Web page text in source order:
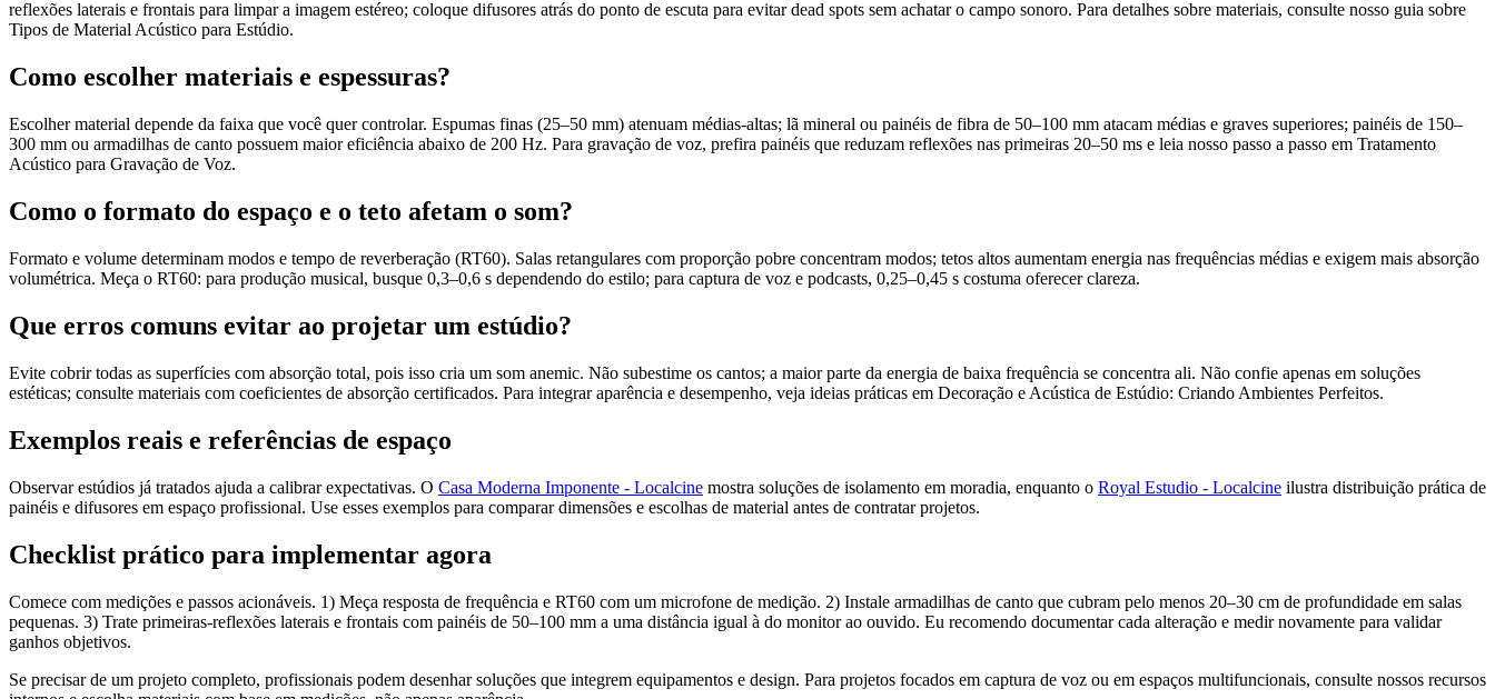
reflexões laterais e frontais para limpar a imagem estéreo; coloque difusores atrás do ponto de escuta para evitar dead spots sem achatar o campo sonoro. Para detalhes sobre materiais, consulte nosso guia sobre
Tipos de Material Acústico para Estúdio.
Como escolher materiais e espessuras?
Escolher material depende da faixa que você quer controlar. Espumas finas (25–50 mm) atenuam médias-altas; lã mineral ou painéis de fibra de 50–100 mm atacam médias e graves superiores; painéis de 150–
300 mm ou armadilhas de canto possuem maior eficiência abaixo de 200 Hz. Para gravação de voz, prefira painéis que reduzam reflexões nas primeiras 20–50 ms e leia nosso passo a passo em Tratamento
Acústico para Gravação de Voz.
Como o formato do espaço e o teto afetam o som?
Formato e volume determinam modos e tempo de reverberação (RT60). Salas retangulares com proporção pobre concentram modos; tetos altos aumentam energia nas frequências médias e exigem mais absorção
volumétrica. Meça o RT60: para produção musical, busque 0,3–0,6 s dependendo do estilo; para captura de voz e podcasts, 0,25–0,45 s costuma oferecer clareza.
Que erros comuns evitar ao projetar um estúdio?
Evite cobrir todas as superfícies com absorção total, pois isso cria um som anemic. Não subestime os cantos; a maior parte da energia de baixa frequência se concentra ali. Não confie apenas em soluções
estéticas; consulte materiais com coeficientes de absorção certificados. Para integrar aparência e desempenho, veja ideias práticas em Decoração e Acústica de Estúdio: Criando Ambientes Perfeitos.
Exemplos reais e referências de espaço
Observar estúdios já tratados ajuda a calibrar expectativas. O Casa Moderna Imponente - Localcine mostra soluções de isolamento em moradia, enquanto o Royal Estudio - Localcine ilustra distribuição prática de
painéis e difusores em espaço profissional. Use esses exemplos para comparar dimensões e escolhas de material antes de contratar projetos.
Checklist prático para implementar agora
Comece com medições e passos acionáveis. 1) Meça resposta de frequência e RT60 com um microfone de medição. 2) Instale armadilhas de canto que cubram pelo menos 20–30 cm de profundidade em salas
pequenas. 3) Trate primeiras-reflexões laterais e frontais com painéis de 50–100 mm a uma distância igual à do monitor ao ouvido. Eu recomendo documentar cada alteração e medir novamente para validar
ganhos objetivos.
Se precisar de um projeto completo, profissionais podem desenhar soluções que integrem equipamentos e design. Para projetos focados em captura de voz ou em espaços multifuncionais, consulte nossos recursos